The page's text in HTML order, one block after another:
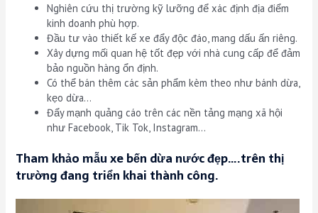
Nghiên cứu thị trường kỹ lưỡng để xác định địa điểm
kinh doanh phù hợp.
Đầu tư vào thiết kế xe đẩy độc đáo, mang dấu ấn riêng.
Xây dựng mối quan hệ tốt đẹp với nhà cung cấp để đảm
bảo nguồn hàng ổn định.
Có thể bán thêm các sản phẩm kèm theo như bánh dừa,
kẹo dừa…
Đẩy mạnh quảng cáo trên các nền tảng mạng xã hội
như Facebook, Tik Tok, Instagram…
Tham khảo mẫu xe bến dừa nước đẹp….trên thị
trường đang triển khai thành công.